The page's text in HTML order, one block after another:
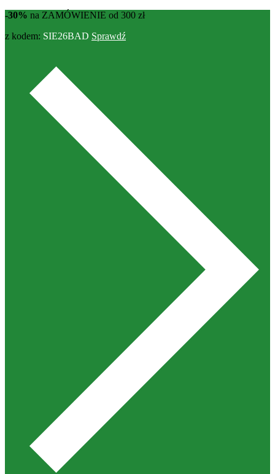
-30% na ZAMÓWIENIE od 300 zł
z kodem: SIE26BAD Sprawdź